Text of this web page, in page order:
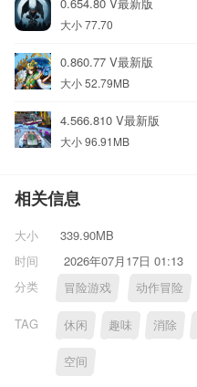
大小 77.70
0.860.77 V最新版
大小 52.79MB
4.566.810 V最新版
大小 96.91MB
相关信息
大小
339.90MB
时间
2026年07月17日 01:13
分类
冒险游戏 动作冒险
TAG 休闲 趣味 消除
空间